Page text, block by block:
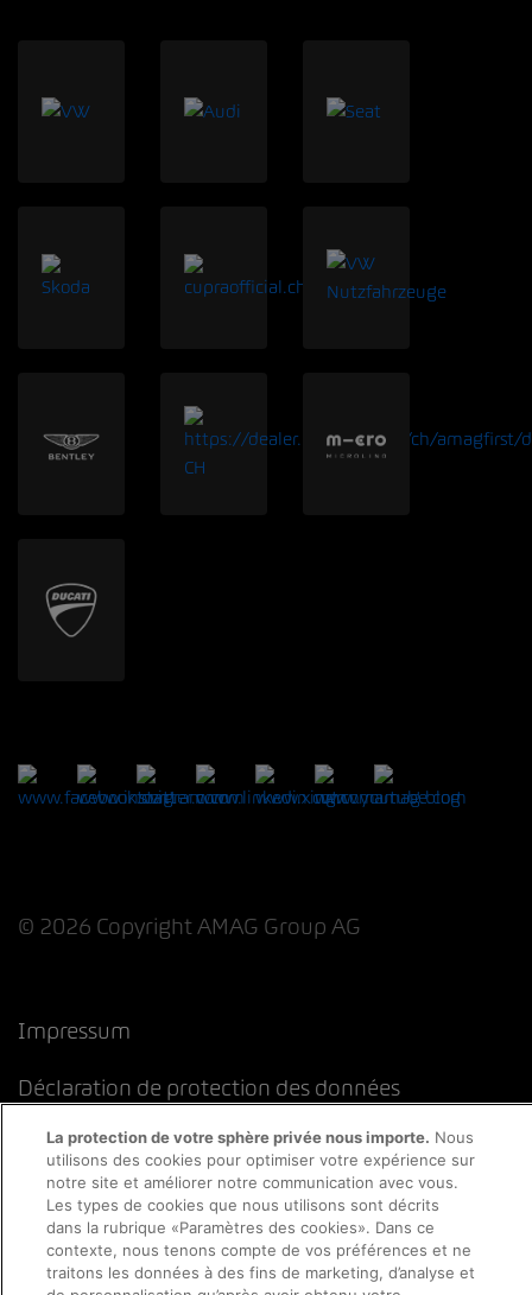
© 2026 Copyright AMAG Group AG
Impressum
Déclaration de protection des données
Directive cookies Mentions légales CFST
La protection de votre sphère privée nous importe. Nous
utilisons des cookies pour optimiser votre expérience sur
notre site et améliorer notre communication avec vous.
Les types de cookies que nous utilisons sont décrits
dans la rubrique «Paramètres des cookies». Dans ce
contexte, nous tenons compte de vos préférences et ne
traitons les données à des fins de marketing, d’analyse et